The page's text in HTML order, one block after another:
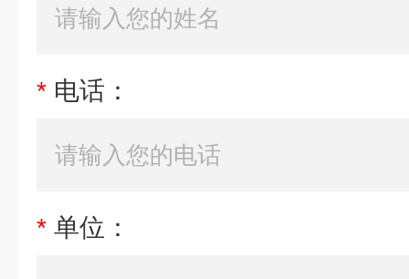
* 电话：
* 单位：